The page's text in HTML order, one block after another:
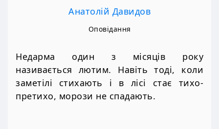
Анатолій Давидов
Оповідання
Недарма один з місяців року
називається лютим. Навіть тоді, коли
заметілі стихають і в лісі стає тихо-
претихо, морози не спадають.